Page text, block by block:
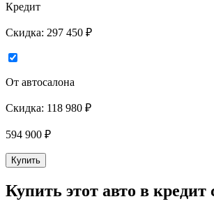
Кредит
Скидка: 297 450 ₽
От автосалона
Скидка: 118 980 ₽
594 900 ₽
Купить
Купить этот авто в кредит